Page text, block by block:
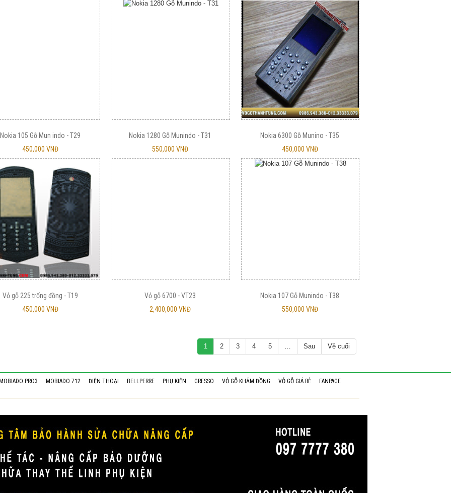
Nokia 105 Gỗ Mun indo - T29
450,000 VNĐ
Nokia 1280 Gỗ Munindo - T31
550,000 VNĐ
Nokia 6300 Gỗ Munino - T35
450,000 VNĐ
Vỏ gỗ 225 trống đồng - T19
450,000 VNĐ
Vỏ gỗ 6700 - VT23
2,400,000 VNĐ
Nokia 107 Gỗ Munindo - T38
550,000 VNĐ
1 2 3 4 5 … Sau Về cuối
MOBIADO PRO3 MOBIADO 712 ĐIỆN THOẠI BELLPERRE PHỤ KIỆN GRESSO VỎ GỖ KHẢM ĐỒNG VỎ GỖ GIÁ RẺ
FANPAGE